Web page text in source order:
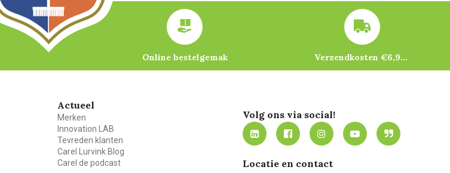
Online bestelgemak Verzendkosten €6,95 – gratis bij je eerste bestelling vanaf €200
Actueel
Merken
Innovation LAB
Tevreden klanten
Carel Lurvink Blog
Carel de podcast
Volg ons via social!
Locatie en contact